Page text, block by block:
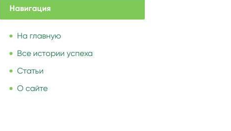
Навигация
На главную
Все истории успеха
Статьи
О сайте